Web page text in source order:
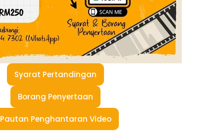
Syarat Pertandingan
Borang Penyertaan
Pautan Penghantaran Video